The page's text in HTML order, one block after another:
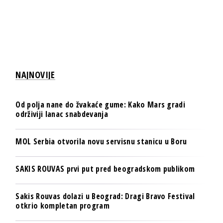
NAJNOVIJE
Od polja nane do žvakaće gume: Kako Mars gradi
održiviji lanac snabdevanja
MOL Serbia otvorila novu servisnu stanicu u Boru
SAKIS ROUVAS prvi put pred beogradskom publikom
Sakis Rouvas dolazi u Beograd: Dragi Bravo Festival
otkrio kompletan program